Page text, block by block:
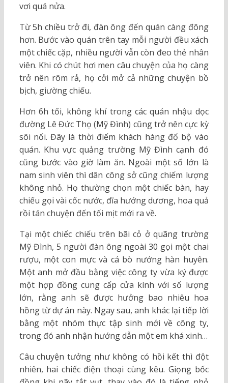
vơi quá nửa.
Từ 5h chiều trở đi, đàn ông đến quán càng đông
hơn. Bước vào quán trên tay mỗi người đều xách
một chiếc cặp, nhiều người vẫn còn đeo thẻ nhân
viên. Khi có chút hơi men câu chuyện của họ càng
trở nên rôm rả, họ cởi mở cả những chuyện bồ
bịch, giường chiếu.
Hơn 6h tối, không khí trong các quán nhậu dọc
đường Lê Đức Thọ (Mỹ Đình) cũng trở nên cực kỳ
sôi nổi. Đây là thời điểm khách hàng đổ bộ vào
quán. Khu vực quảng trường Mỹ Đình cạnh đó
cũng bước vào giờ làm ăn. Ngoài một số lớn là
nam sinh viên thì dân công sở cũng chiếm lượng
không nhỏ. Họ thường chọn một chiếc bàn, hay
chiếu gọi vài cốc nước, đĩa hướng dương, hoa quả
rồi tán chuyện đến tối mịt mới ra về.
Tại một chiếc chiếu trên bãi cỏ ở quãng trường
Mỹ Đình, 5 người đàn ông ngoài 30 gọi một chai
rượu, một con mực và cá bò nướng hàn huyên.
Một anh mở đầu bằng việc công ty vừa ký được
một hợp đồng cung cấp cửa kính với số lượng
lớn, rằng anh sẽ được hưởng bao nhiêu hoa
hồng từ dự án này. Ngay sau, anh khác lại tiếp lời
bằng một nhóm thực tập sinh mới về công ty,
trong đó anh nhận hướng dẫn một em khá xinh…
Câu chuyện tưởng như không có hồi kết thì đột
nhiên, hai chiếc điện thoại cùng kêu. Giọng bốc